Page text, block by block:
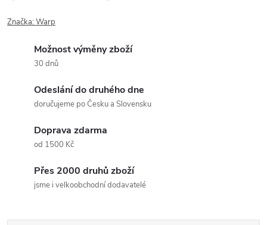
Značka:Warp
Možnost výměny zboží
30 dnů
Odeslání do druhého dne
doručujeme po Česku a Slovensku
Doprava zdarma
od 1500 Kč
Přes 2000 druhů zboží
jsme i velkoobchodní dodavatelé